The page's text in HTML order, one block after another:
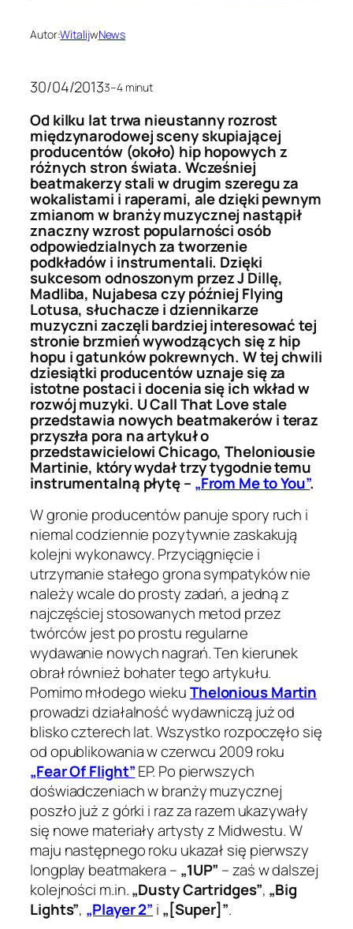
Autor:WitalijwNews
30/04/20133–4 minut
Od kilku lat trwa nieustanny rozrost
międzynarodowej sceny skupiającej
producentów (około) hip hopowych z
różnych stron świata. Wcześniej
beatmakerzy stali w drugim szeregu za
wokalistami i raperami, ale dzięki pewnym
zmianom w branży muzycznej nastąpił
znaczny wzrost popularności osób
odpowiedzialnych za tworzenie
podkładów i instrumentali. Dzięki
sukcesom odnoszonym przez J Dillę,
Madliba, Nujabesa czy później Flying
Lotusa, słuchacze i dziennikarze
muzyczni zaczęli bardziej interesować tej
stronie brzmień wywodzących się z hip
hopu i gatunków pokrewnych. W tej chwili
dziesiątki producentów uznaje się za
istotne postaci i docenia się ich wkład w
rozwój muzyki. U Call That Love stale
przedstawia nowych beatmakerów i teraz
przyszła pora na artykuł o
przedstawicielowi Chicago, Theloniousie
Martinie, który wydał trzy tygodnie temu
instrumentalną płytę – „From Me to You”.
W gronie producentów panuje spory ruch i
niemal codziennie pozytywnie zaskakują
kolejni wykonawcy. Przyciągnięcie i
utrzymanie stałego grona sympatyków nie
należy wcale do prosty zadań, a jedną z
najczęściej stosowanych metod przez
twórców jest po prostu regularne
wydawanie nowych nagrań. Ten kierunek
obrał również bohater tego artykułu.
Pomimo młodego wiekuThelonious Martin
prowadzi działalność wydawniczą już od
blisko czterech lat. Wszystko rozpoczęło się
od opublikowania w czerwcu 2009 roku
„Fear Of Flight”EP. Po pierwszych
doświadczeniach w branży muzycznej
poszło już z górki i raz za razem ukazywały
się nowe materiały artysty z Midwestu. W
maju następnego roku ukazał się pierwszy
longplay beatmakera – „1UP” – zaś w dalszej
kolejności m.in.„Dusty Cartridges”, „Big
Lights”, „Player 2” i „[Super]”.